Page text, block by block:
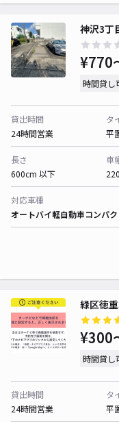
神沢3丁
¥770
時間貸し
貸出時間
24時間営業
タ
平
長さ
600cm 以下
車
対応車種
オートバイ軽自動車コンパ
緑区徳
¥300
時間貸し
貸出時間
24時間営業
タ
平